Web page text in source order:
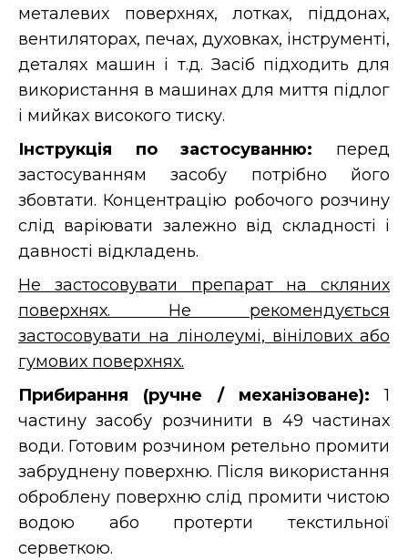
металевих поверхнях, лотках, піддонах,
вентиляторах, печах, духовках, інструменті,
деталях машин і т.д. Засіб підходить для
використання в машинах для миття підлог
і мийках високого тиску.
Інструкція по застосуванню: перед
застосуванням засобу потрібно його
збовтати. Концентрацію робочого розчину
слід варіювати залежно від складності і
давності відкладень.
Не застосовувати препарат на скляних
поверхнях. Не рекомендується
застосовувати на лінолеумі, вінілових або
гумових поверхнях.
Прибирання (ручне / механізоване): 1
частину засобу розчинити в 49 частинах
води. Готовим розчином ретельно промити
забруднену поверхню. Після використання
оброблену поверхню слід промити чистою
водою або протерти текстильної
серветкою.